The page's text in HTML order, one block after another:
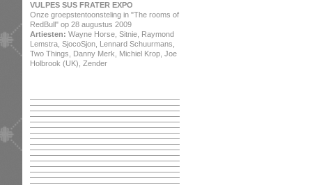
VULPES SUS FRATER EXPO
Onze groepstentoonsteling in "The rooms of
RedBull" op 28 augustus 2009
Artiesten: Wayne Horse, Sitnie, Raymond
Lemstra, SjocoSjon, Lennard Schuurmans,
Two Things, Danny Merk, Michiel Krop, Joe
Holbrook (UK), Zender